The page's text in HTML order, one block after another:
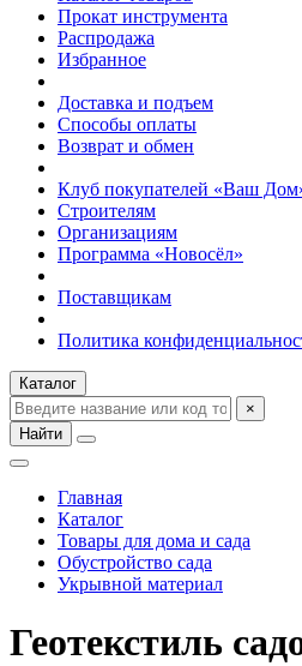
Прокат инструмента
Распродажа
Избранное
Доставка и подъем
Способы оплаты
Возврат и обмен
Клуб покупателей «Ваш
Строителям
Организациям
Программа «Новосёл»
Поставщикам
Политика
Каталог
×
Найти
Главная
Каталог
Товары для дома и сада
Обустройство сада
Укрывной материал
Геотекстиль